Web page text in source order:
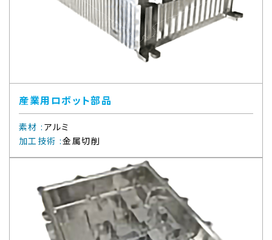
産業用ロボット部品
素材 : アルミ
加工技術 :金属切削